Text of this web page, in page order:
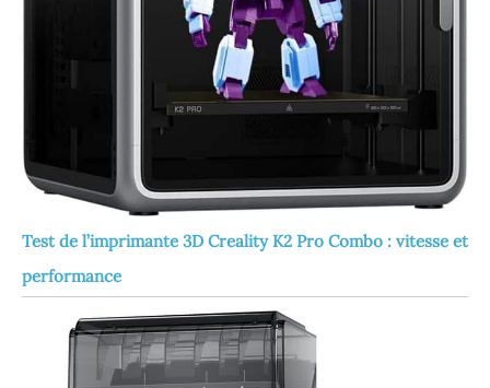
Test de l’imprimante 3D Creality K2 Pro Combo : vitesse et
performance